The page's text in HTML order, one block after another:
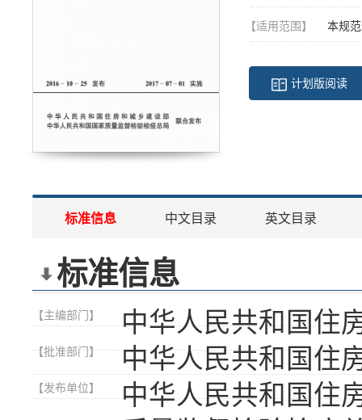
【适用范围】 本规
计划版阅读
标准信息 中文目录 英文目录
标准信息
【主编部门】 中华人民共和国住
【批准部门】 中华人民共和国住
【发布单位】
中华人民共和国住